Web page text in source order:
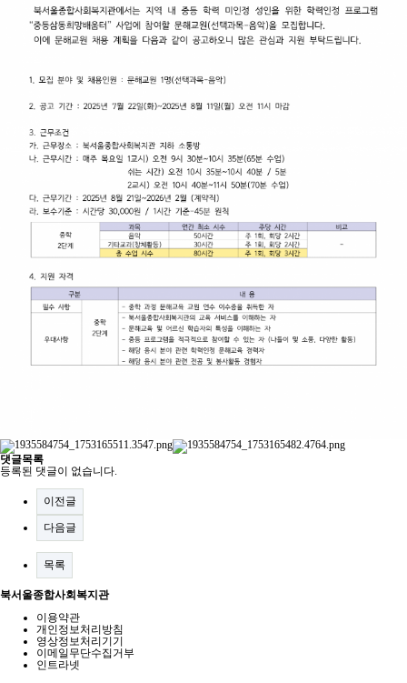
댓글목록
등록된 댓글이 없습니다.
이전글
다음글
목록
북서울종합사회복지관
이용약관
개인정보처리방침
영상정보처리기기
이메일무단수집거부
인트라넷